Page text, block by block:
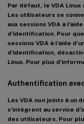
}
Par défaut, le VDA Linux
Les utilisateurs se
aux sessions VDA à
d’identification. Pour
sessions VDA à l’aide
d’identification,
Linux. Pour plus
Authentification
Les VDA non joints à un
s’intègrent au service
des utilisateurs. Pour